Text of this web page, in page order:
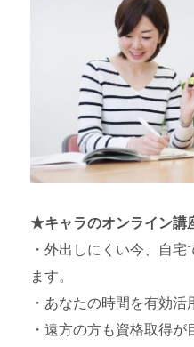
★キャラのオンライン講
・外出しにくい今、自
ます。
・あなたの時間を有効活
・遠方の方も資格取得が